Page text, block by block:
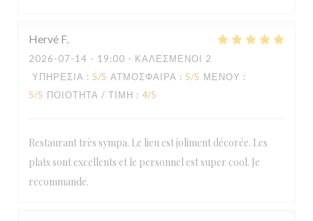
Hervé F
2026-07-14 - 19:00 - ΚΑΛΕΣΜΈΝΟΙ 2
ΥΠΗΡΕΣΊΑ : 5/5 ΑΤΜΌΣΦΑΙΡΑ : 5/5 ΜΕΝΟΎ :
5/5 ΠΟΙΌΤΗΤΑ / ΤΙΜΉ : 4/5
Restaurant très sympa. Le lieu est joliment décorée. Les
plats sont excellents et le personnel est super cool. Je
recommande.